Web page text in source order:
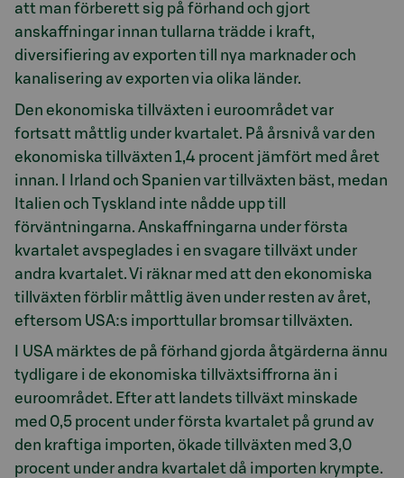
att man förberett sig på förhand och gjort
anskaffningar innan tullarna trädde i kraft,
diversifiering av exporten till nya marknader och
kanalisering av exporten via olika länder.
Den ekonomiska tillväxten i euroområdet var
fortsatt måttlig under kvartalet. På årsnivå var den
ekonomiska tillväxten 1,4 procent jämfört med året
innan. I Irland och Spanien var tillväxten bäst, medan
Italien och Tyskland inte nådde upp till
förväntningarna. Anskaffningarna under första
kvartalet avspeglades i en svagare tillväxt under
andra kvartalet. Vi räknar med att den ekonomiska
tillväxten förblir måttlig även under resten av året,
eftersom USA:s importtullar bromsar tillväxten.
I USA märktes de på förhand gjorda åtgärderna ännu
tydligare i de ekonomiska tillväxtsiffrorna än i
euroområdet. Efter att landets tillväxt minskade
med 0,5 procent under första kvartalet på grund av
den kraftiga importen, ökade tillväxten med 3,0
procent under andra kvartalet då importen krympte.